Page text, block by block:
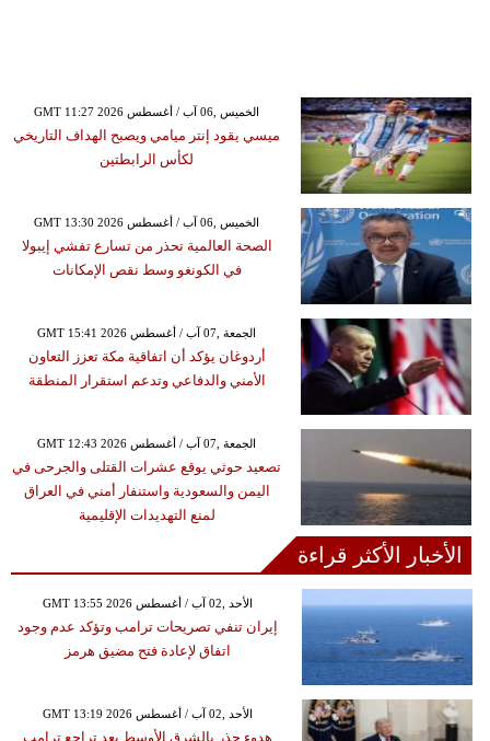
GMT 11:27 2026 الخميس ,06 آب / أغسطس
ميسي يقود إنتر ميامي ويصبح الهداف التاريخي
لكأس الرابطتين
GMT 13:30 2026 الخميس ,06 آب / أغسطس
الصحة العالمية تحذر من تسارع تفشي إيبولا
في الكونغو وسط نقص الإمكانات
GMT 15:41 2026 الجمعة ,07 آب / أغسطس
أردوغان يؤكد أن اتفاقية مكة تعزز التعاون
الأمني والدفاعي وتدعم استقرار المنطقة
GMT 12:43 2026 الجمعة ,07 آب / أغسطس
تصعيد حوثي يوقع عشرات القتلى والجرحى في
اليمن والسعودية واستنفار أمني في العراق
لمنع التهديدات الإقليمية
الأخبار الأكثر قراءة
GMT 13:55 2026 الأحد ,02 آب / أغسطس
إيران تنفي تصريحات ترامب وتؤكد عدم وجود
اتفاق لإعادة فتح مضيق هرمز
GMT 13:19 2026 الأحد ,02 آب / أغسطس
هدوء حذر بالشرق الأوسط بعد تراجع ترامب